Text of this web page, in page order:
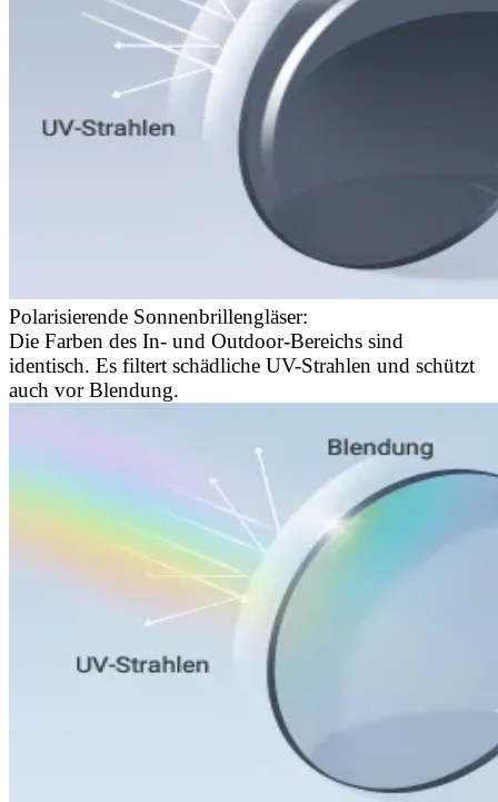
Polarisierende Sonnenbrillengläser:
Die Farben des In- und Outdoor-Bereichs sind
identisch. Es filtert schädliche UV-Strahlen und schützt
auch vor Blendung.